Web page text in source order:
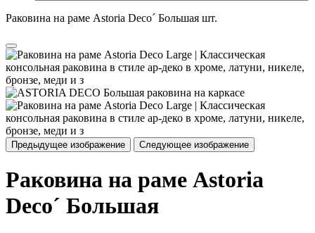
Раковина на раме Astoria Deco´ Большая шт.
Предыдущее изображение Следующее изображение
Раковина на раме Astoria
Deco´ Большая